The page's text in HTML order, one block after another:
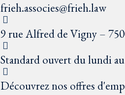
frieh.associes@frieh.law
9 rue Alfred de Vigny –
Standard ouvert du lundi
Découvrez nos offres